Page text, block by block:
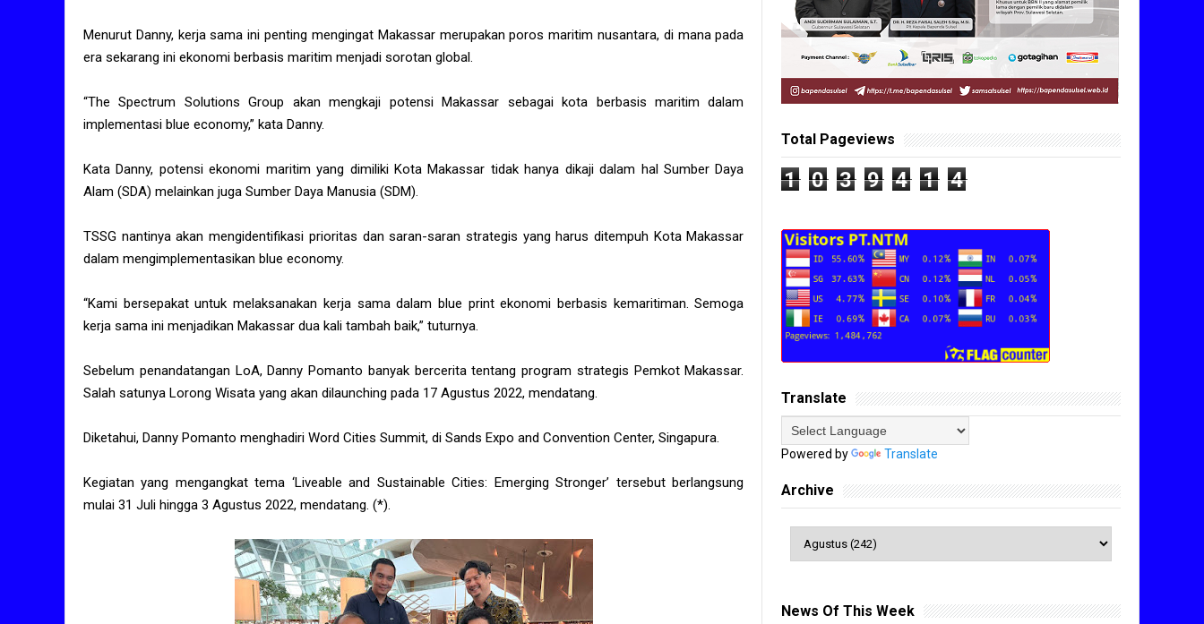
Menurut Danny, kerja sama ini penting mengingat Makassar merupakan poros maritim nusantara, di mana pada
era sekarang ini ekonomi berbasis maritim menjadi sorotan global.
“The Spectrum Solutions Group akan mengkaji potensi Makassar sebagai kota berbasis maritim dalam
implementasi blue economy,” kata Danny.
Kata Danny, potensi ekonomi maritim yang dimiliki Kota Makassar tidak hanya dikaji dalam hal Sumber Daya
Alam (SDA) melainkan juga Sumber Daya Manusia (SDM).
TSSG nantinya akan mengidentifikasi prioritas dan saran-saran strategis yang harus ditempuh Kota Makassar
dalam mengimplementasikan blue economy.
“Kami bersepakat untuk melaksanakan kerja sama dalam blue print ekonomi berbasis kemaritiman. Semoga
kerja sama ini menjadikan Makassar dua kali tambah baik,” tuturnya.
Sebelum penandatangan LoA, Danny Pomanto banyak bercerita tentang program strategis Pemkot Makassar.
Salah satunya Lorong Wisata yang akan dilaunching pada 17 Agustus 2022, mendatang.
Diketahui, Danny Pomanto menghadiri Word Cities Summit, di Sands Expo and Convention Center, Singapura.
Kegiatan yang mengangkat tema ‘Liveable and Sustainable Cities: Emerging Stronger’ tersebut berlangsung
mulai 31 Juli hingga 3 Agustus 2022, mendatang. (*).
Total Pageviews
1 0 3 9 4 1 4
Translate
Powered by Translate
Archive
News Of This Week